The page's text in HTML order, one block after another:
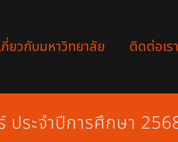
กี่ยวกับมหาวิทยาลัย ติดต่อเรา
ะจำปีการศึกษา